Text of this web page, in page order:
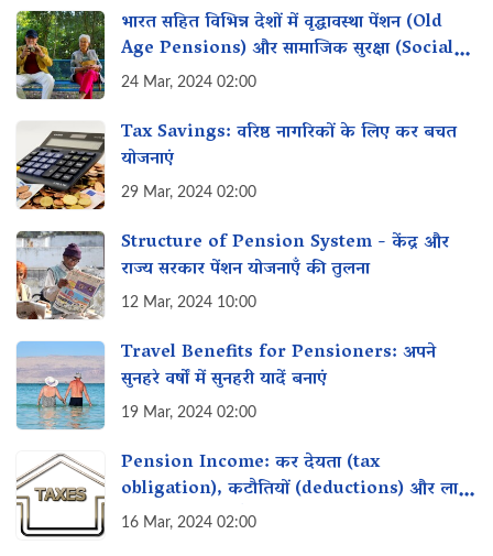
भारत सहित विभिन्न देशों में वृद्धावस्था पेंशन (Old
Age Pensions) और सामाजिक सुरक्षा (Social
Security)
24 Mar, 2024 02:00
Tax Savings: वरिष्ठ नागरिकों के लिए कर बचत
योजनाएं
29 Mar, 2024 02:00
Structure of Pension System - केंद्र और
राज्य सरकार पेंशन योजनाएँ की तुलना
12 Mar, 2024 10:00
Travel Benefits for Pensioners: अपने
सुनहरे वर्षों में सुनहरी यादें बनाएं
19 Mar, 2024 02:00
Pension Income: कर देयता (tax
obligation), कटौतियों (deductions) और लाभ
(benefits) क्या हैं?
16 Mar, 2024 02:00